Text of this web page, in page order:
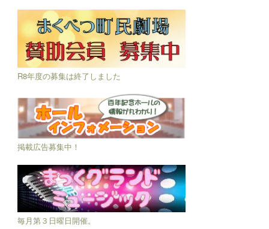
R8年度の募集は終了しました
掲載広告募集中！
毎月第３日曜日開催。